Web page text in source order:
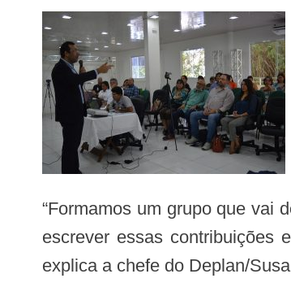
“Formamos um grupo que vai debater em cima de todo esse material que está sendo produzido nas oficinas. Vamos começar a
escrever essas contribuições
explica a chefe do Deplan/